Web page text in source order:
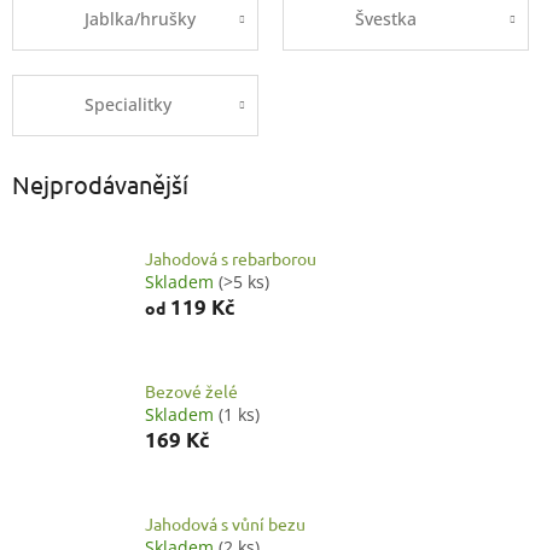
Jablka/hrušky Švestka
Specialitky
Nejprodávanější
Jahodová s rebarborou
Skladem (>5 ks)
od 119 Kč
Bezové želé
Skladem (1 ks)
169 Kč
Jahodová s vůní bezu